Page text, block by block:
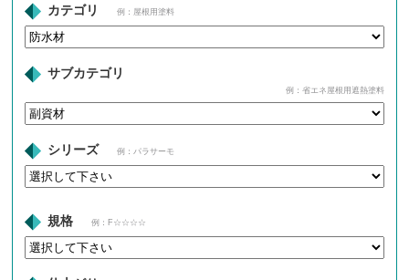
カテゴリ 例：屋根用塗料
サブカテゴリ
例：省エネ屋根用遮熱塗料
シリーズ 例：パラサーモ
規格 例：F☆☆☆☆